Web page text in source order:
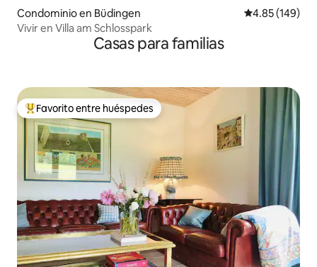
Condominio en Büdingen Calificación
4.85 (149)
Vivir en Villa am Schlosspark
Casas para familias
De los mejores en Favorito entre huéspedes
Favorito entre huéspedes